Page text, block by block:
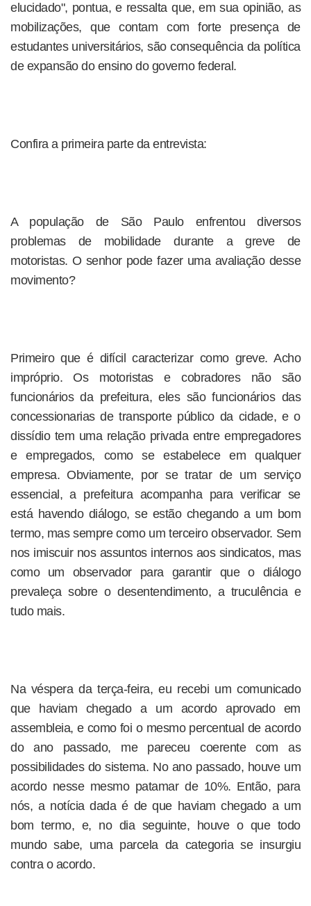
elucidado", pontua, e ressalta que, em sua opinião, as
mobilizações, que contam com forte presença de
estudantes universitários, são consequência da política
de expansão do ensino do governo federal.
Confira a primeira parte da entrevista:
A população de São Paulo enfrentou diversos
problemas de mobilidade durante a greve de
motoristas. O senhor pode fazer uma avaliação desse
movimento?
Primeiro que é difícil caracterizar como greve. Acho
impróprio. Os motoristas e cobradores não são
funcionários da prefeitura, eles são funcionários das
concessionarias de transporte público da cidade, e o
dissídio tem uma relação privada entre empregadores
e empregados, como se estabelece em qualquer
empresa. Obviamente, por se tratar de um serviço
essencial, a prefeitura acompanha para verificar se
está havendo diálogo, se estão chegando a um bom
termo, mas sempre como um terceiro observador. Sem
nos imiscuir nos assuntos internos aos sindicatos, mas
como um observador para garantir que o diálogo
prevaleça sobre o desentendimento, a truculência e
tudo mais.
Na véspera da terça-feira, eu recebi um comunicado
que haviam chegado a um acordo aprovado em
assembleia, e como foi o mesmo percentual de acordo
do ano passado, me pareceu coerente com as
possibilidades do sistema. No ano passado, houve um
acordo nesse mesmo patamar de 10%. Então, para
nós, a notícia dada é de que haviam chegado a um
bom termo, e, no dia seguinte, houve o que todo
mundo sabe, uma parcela da categoria se insurgiu
contra o acordo.